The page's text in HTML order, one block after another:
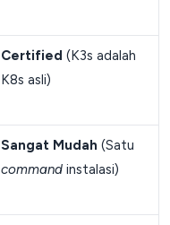
Certified (K3s adalah
K8s asli)
Sangat Mudah (Satu
commandinstalasi)